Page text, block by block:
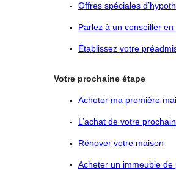
Offres spéciales
Parlez à un conseiller
Établissez votre
Votre prochaine étape
Acheter ma première
L’achat de votre
Rénover votre maison
Acheter un immeuble de